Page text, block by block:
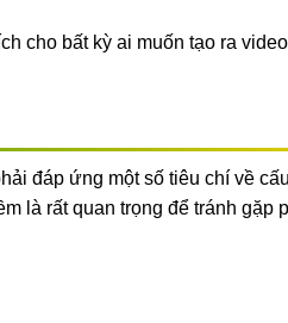
cho bất kỳ ai muốn tạo ra
đáp ứng một số tiêu chí về
là rất quan trọng để tránh gặp